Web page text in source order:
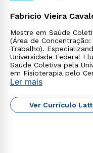
Fabricio Vieira
Mestre em Saúde
(Área de
Trabalho).
Universidade Federal
Saúde Coletiva pela
em Fisioterapia pelo
Distrito Federal (2017).
Ler mais
Ver Currículo
Estou de acordo
envio de conteúdos